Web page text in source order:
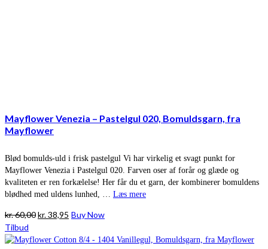
Mayflower Venezia – Pastelgul 020, Bomuldsgarn, fra
Mayflower
Blød bomulds-uld i frisk pastelgul Vi har virkelig et svagt punkt for
Mayflower Venezia i Pastelgul 020. Farven oser af forår og glæde og
kvaliteten er ren forkælelse! Her får du et garn, der kombinerer bomuldens
blødhed med uldens lunhed, … Læs mere
kr.60,00Den
pris
kr.38,95 Den
pris
Buy Now
Tilbud